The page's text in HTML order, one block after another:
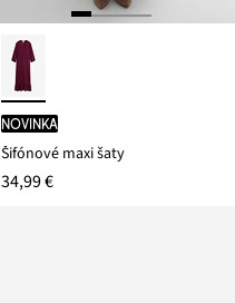
novinka
Šifónové maxi šaty
34,99 €